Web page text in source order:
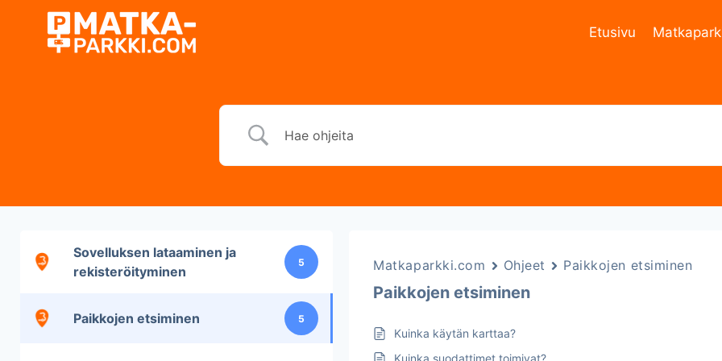
sisältöön
Etusivu
Sovelluksen lataaminen ja
rekisteröityminen
5
Paikkojen etsiminen 5
Matkaparkki.com Ohjeet Paikkojen etsiminen
Paikkojen etsiminen
Kuinka käytän karttaa?
Kuinka suodattimet toimivat?